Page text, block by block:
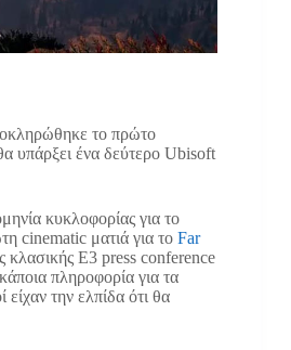
το πρώτο
υπάρξει ένα δεύτερο Ubisoft
κυκλοφορίας για το
cinematic ματιά για το Far
κλασικής E3 press conference
πληροφορία για τα
την ελπίδα ότι θα